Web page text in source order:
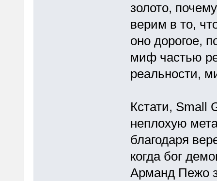
золото,
верим в то,
оно дорогое,
миф частью
реальности,
Кстати, Small
неплохую
благодаря
когда бог
Арманд Пежо